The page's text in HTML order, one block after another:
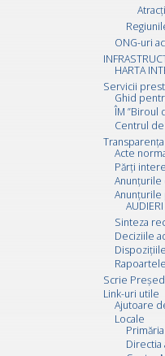
ONG-uri
HARTA
Servicii
Ghid
ÎM ”Biroul
Centrul
Acte
Părți
Sinteza
Deciziile
Scrie
Link-uri utile
Ajutoare
Locale
Directia